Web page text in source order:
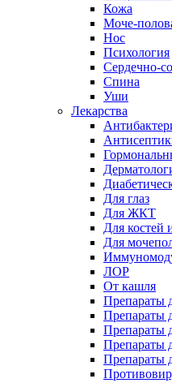
Кожа
Моче-
Нос
Психология
Сердечно-
Спина
Уши
Лекарства
Для глаз
Для ЖКТ
Для
Для
ЛОР
От кашля
Препараты
Препараты
Препараты
Препараты
Препараты